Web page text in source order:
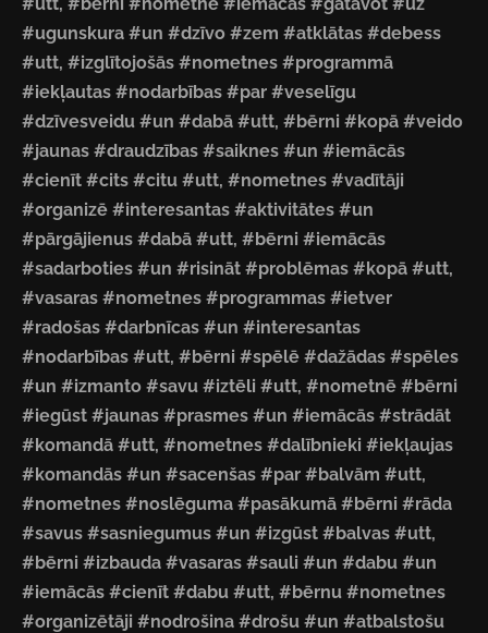
#ugunskura #un #dzīvo #zem #atklātas #debess
#utt, #izglītojošās #nometnes #programmā
#iekļautas #nodarbības #par #veselīgu
#dzīvesveidu #un #dabā #utt, #bērni #kopā #veido
#jaunas #draudzības #saiknes #un #iemācās
#cienīt #cits #citu #utt, #nometnes #vadītāji
#organizē #interesantas #aktivitātes #un
#pārgājienus #dabā #utt, #bērni #iemācās
#sadarboties #un #risināt #problēmas #kopā #utt,
#vasaras #nometnes #programmas #ietver
#radošas #darbnīcas #un #interesantas
#nodarbības #utt, #bērni #spēlē #dažādas #spēles
#un #izmanto #savu #iztēli #utt, #nometnē #bērni
#iegūst #jaunas #prasmes #un #iemācās #strādāt
#komandā #utt, #nometnes #dalībnieki #iekļaujas
#komandās #un #sacenšas #par #balvām #utt,
#nometnes #noslēguma #pasākumā #bērni #rāda
#savus #sasniegumus #un #izgūst #balvas #utt,
#bērni #izbauda #vasaras #sauli #un #dabu #un
#iemācās #cienīt #dabu #utt, #bērnu #nometnes
#organizētāji #nodrošina #drošu #un #atbalstošu